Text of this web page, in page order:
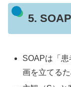
5.
SOAPは「
画を立てる